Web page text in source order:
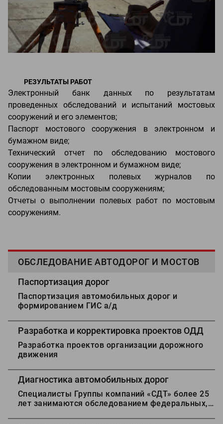
РЕЗУЛЬТАТЫ РАБОТ
Электронный банк данных по результатам
проведенных обследований и испытаний мостовых
сооружений и его элементов;
Паспорт мостового сооружения в электронном и
бумажном виде;
Технический отчет по обследованию мостового
сооружения в электронном и бумажном виде;
Копии электронных полевых журналов по
обследованным мостовым сооружениям;
Отчеты о выполнении полевых работ по мостовым
сооружениям.
ОБСЛЕДОВАНИЕ АВТОДОРОГ И МОСТОВ
Паспортизация дорог
Паспортизация автомобильных дорог и
формированием ГИС а/д
Разработка и корректировка проектов ОДД
Разработка проектов организации дорожного
движения
Диагностика автомобильных дорог
Специалисты Группы компаний «СДТ» более 25
лет занимаются обследованием федеральных,